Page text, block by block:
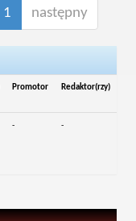
1 następny
Promotor Redaktor(rzy)
- -